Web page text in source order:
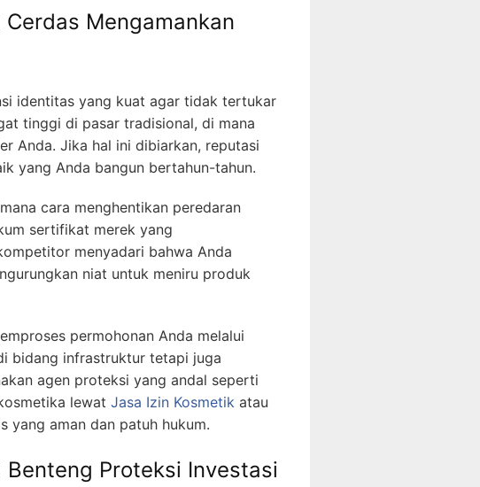
Mengamankan
identitas yang kuat agar tidak tertukar
tinggi di pasar tradisional, di mana
Anda. Jika hal ini dibiarkan, reputasi
yang Anda bangun bertahun-tahun.
cara menghentikan peredaran
sertifikat merek yang
menyadari bahwa Anda
niat untuk meniru produk
permohonan Anda melalui
bidang infrastruktur tetapi juga
agen proteksi yang andal seperti
lewat Jasa Izin Kosmetik atau
yang aman dan patuh hukum.
Benteng Proteksi Investasi